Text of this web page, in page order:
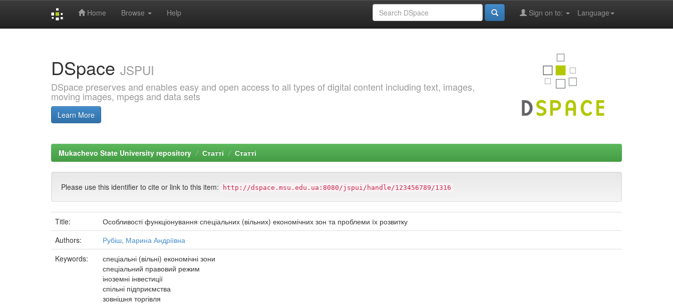
Home Browse Help Language
Sign on to:
DSpace JSPUI
DSpace preserves and enables easy and open access to all types of digital content including text, images,
moving images, mpegs and data sets
Learn More
Mukachevo State University repository Статті Статті
Please use this identifier to cite or link to this item: http://dspace.msu.edu.ua:8080/jspui/handle/123456789/1316
Title:
Особливості функціонування спеціальних (вільних) економічних зон та проблеми їх розвитку
Authors:
Рубіш, Марина Андріївна
Keywords:
спеціальні (вільні) економічні зони
спеціальний правовий режим
іноземні інвестиції
спільні підприємства
зовнішня торгівля